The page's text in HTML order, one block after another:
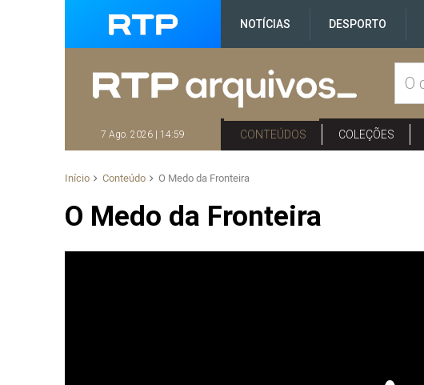
NOTÍCIAS DESPORTO
7 Ago. 2026 | 14:59 CONTEÚDOS COLEÇÕES
Início Conteúdo O Medo da Fronteira
O Medo da Fronteira